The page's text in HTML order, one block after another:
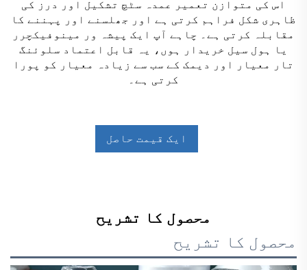
اس کی متوازن تعمیر عمدہ سٹچ تشکیل اور درز کی
ظاہری شکل فراہم کرتی ہے اور جھلسنے اور پہننے کا
مقابلہ کرتی ہے۔ چاہے آپ ایک پیشہ ور مینوفیکچرر
یا ہول سیل خریدار ہوں، یہ قابل اعتماد سلوئنگ
تار معیار اور دیمک کے سب سے زیادہ معیار کو پورا
کرتی ہے۔
ایک قیمت حاصل
محصول کا تشریح
محصول کا تشریح